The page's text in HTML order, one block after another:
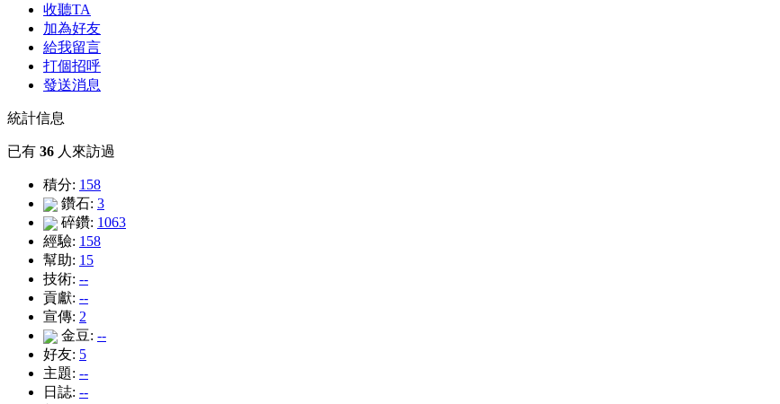
收聽TA
加為好友
給我留言
打個招呼
發送消息
統計信息
已有 36 人來訪過
積分: 158
鑽石: 3
碎鑽: 1063
經驗: 158
幫助: 15
技術: --
貢獻: --
宣傳: 2
金豆: --
好友: 5
主題: --
日誌: --